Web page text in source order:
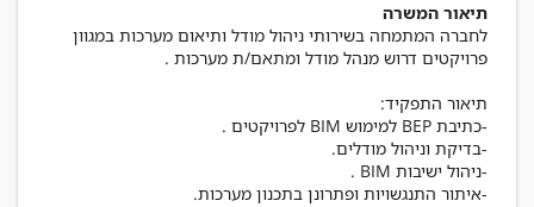
תיאור המשרה
לחברה המתמחה בשירותי ניהול מודל ותיאום מערכות במגוון
-איתור התנגשויות ופתרונן בתכנון מערכות.